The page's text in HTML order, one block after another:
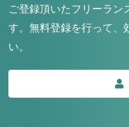
ご登録頂いたフリーラン
す。 無料登録を行って、
い。